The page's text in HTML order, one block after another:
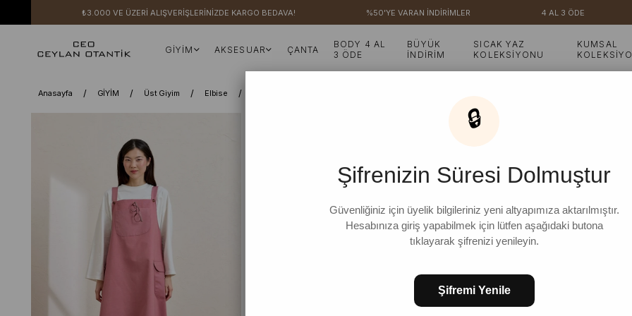
₺3.000 VE ÜZERİ ALIŞVERİŞLERİNİZDE KARGO BEDAVA! %50'YE VARAN İNDİRİMLER 4 AL 3 ÖDE
GİYİM AKSESUAR ÇANTA
BODY 4 AL
3 ÖDE
BÜYÜK
İNDİRİM
SICAK YAZ
KOLEKSİYONU
KUMSAL
Anasayfa GİYİM Üst Giyim Elbise
Gül Kurusu Keten Etekli
% 13
₺1.499,99
STD
🔒
Şifrenizin Süresi Dolmuştur
Güvenliğiniz için üyelik bilgileriniz yeni altyapımıza aktarılmıştır.
Hesabınıza giriş yapabilmek için lütfen aşağıdaki butona
tıklayarak şifrenizi yenileyin.
Şifremi Yenile